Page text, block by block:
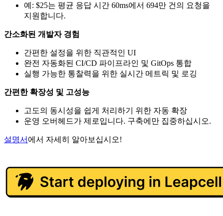
예: $25는 평균 응답 시간 60ms에서 694만 건의 요청을
지원합니다.
간소화된 개발자 경험
간편한 설정을 위한 직관적인 UI
완전 자동화된 CI/CD 파이프라인 및 GitOps 통합
실행 가능한 통찰력을 위한 실시간 메트릭 및 로깅
간편한 확장성 및 고성능
고도의 동시성을 쉽게 처리하기 위한 자동 확장
운영 오버헤드가 제로입니다. 구축에만 집중하십시오.
설명서 에서 자세히 알아보십시오!